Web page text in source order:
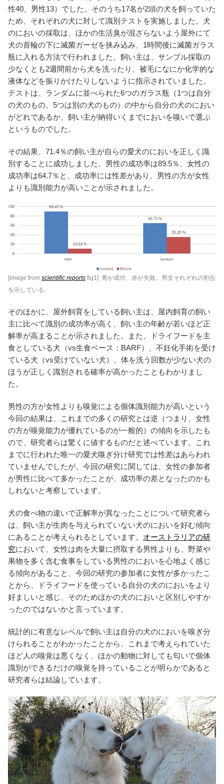
性40、男性13）でした。そのうち17名が2頭の犬を飼っていた
ため、それぞれの犬に対して識別テストを実施しました。犬
のにおいの採取は、ほかの生活臭が混ざらないよう屋外にて
犬の首輪の下に滅菌ガーゼを挟み込み、1時間後に滅菌ガラス
瓶に入れる方法で行われました。飼い主は、サンプル採取の
少なくとも2週間前から犬を洗ったり、被毛になにか化学的な
液体などを振りかけたりしないように指示されていました。
テストは、ランダムに並べられた6つのガラス瓶（1つは自分
の犬のもの、5つは別の犬のもの）の中から自分の犬のにおい
がどれであるか、飼い主が納得いくまでにおいを嗅いで選ぶ
というものでした。
その結果、71.4％の飼い主が自らの愛犬のにおいを正しく識
別することに成功しました。男性の成功率は89.5％、女性の
成功率は64.7％と、成功率には性差があり、男性の方が女性
よりも識別能力が高いことが示されました。
[image from scientific reports fig1] 青が成功、赤が失敗。男女それぞれの割合
を示している。
そのほかに、屋外飼育をしている飼い主は、屋内飼育の飼い
主に比べて識別の成功率が高く、飼い主の年齢が若いほど正
解率が高まることが示されました。また、ドライフードを主
食としている犬（vs生食ベース：BARF）、不妊化手術を受け
ている犬（vs受けていない犬）、体を洗う回数が少ない犬の
ほうが正しく識別される確率が高かったこともわかりまし
た。
男性の方が女性よりも嗅覚による個体識別能力が高いという
今回の結果は、これまでの多くの研究とは逆（つまり、女性
の方が嗅覚能力が優れているのが一般的）の傾向を示したも
ので、研究者らは驚くに値するものだと述べています。これ
までに行われた唯一の愛犬嗅ぎ分け研究では性差はあらわれ
ていませんでしたが、今回の研究に関しては、女性の参加者
が男性に比べて多かったことが、成功率の差となったのかも
しれないと考察しています。
犬の食べ物の違いで正解率が異なったことについて研究者ら
は、飼い主が生肉を与えられていない犬のにおいを好む傾向
にあることが考えられるとしています。 オーストラリアの研
究において、女性は肉を大量に摂取する男性よりも、野菜や
果物を多く含む食事をしている男性のにおいを心地よく感じ
る傾向があること、今回の研究の参加者に女性が多かったこ
とから、ドライフードを使っている自分の犬のにおいをより
好ましいと感じ、そのためほかの犬のにおいと区別しやすか
ったのではないかと言っています。
統計的に有意なレベルで飼い主は自分の犬のにおいを嗅ぎ分
けられることがわかったことから、これまで考えられていた
ほど人の嗅覚は悪くなく、ほかの動物に対しても匂いで個体
識別ができるだけの嗅覚を持っていることが明らかであると
研究者らは結論しています。